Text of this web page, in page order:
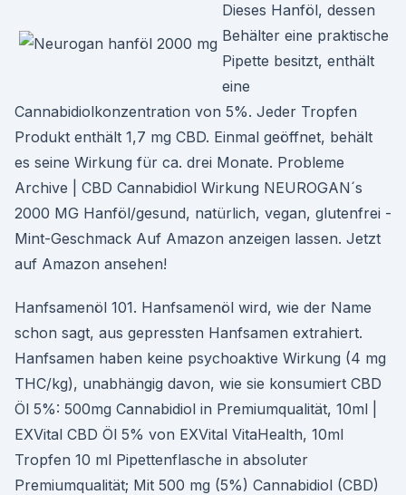
Dieses Hanföl, dessen
Behälter eine praktische
Pipette besitzt, enthält
eine
Cannabidiolkonzentration von 5%. Jeder Tropfen
Produkt enthält 1,7 mg CBD. Einmal geöffnet, behält
es seine Wirkung für ca. drei Monate. Probleme
Archive | CBD Cannabidiol Wirkung NEUROGAN´s
2000 MG Hanföl/gesund, natürlich, vegan, glutenfrei -
Mint-Geschmack Auf Amazon anzeigen lassen. Jetzt
auf Amazon ansehen!
Hanfsamenöl 101. Hanfsamenöl wird, wie der Name
schon sagt, aus gepressten Hanfsamen extrahiert.
Hanfsamen haben keine psychoaktive Wirkung (4 mg
THC/kg), unabhängig davon, wie sie konsumiert CBD
Öl 5%: 500mg Cannabidiol in Premiumqualität, 10ml |
EXVital CBD Öl 5% von EXVital VitaHealth, 10ml
Tropfen 10 ml Pipettenflasche in absoluter
Premiumqualität; Mit 500 mg (5%) Cannabidiol (CBD)